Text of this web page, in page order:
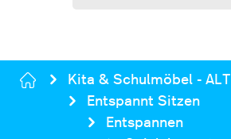
Kita & Schulmöbel - ALT
Entspannt Sitzen
Entspannen